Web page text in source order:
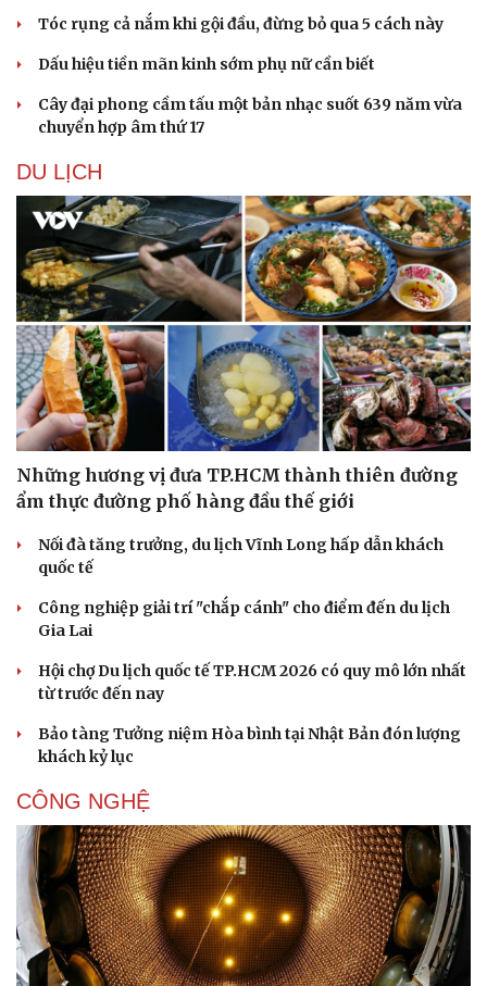
Thông tin doanh nghiệp
Doanh nhân
Sành điệu
Trải nghiệm
Chuyển đổi số
Tóc rụng cả nắm khi gội đầu, đừng bỏ qua 5 cách này
Dấu hiệu tiền mãn kinh sớm phụ nữ cần biết
Cây đại phong cầm tấu một bản nhạc suốt 639 năm vừa
chuyển hợp âm thứ 17
DU LỊCH
Những hương vị đưa TP.HCM thành thiên đường
ẩm thực đường phố hàng đầu thế giới
Nối đà tăng trưởng, du lịch Vĩnh Long hấp dẫn khách
quốc tế
Công nghiệp giải trí "chắp cánh" cho điểm đến du lịch
Gia Lai
Hội chợ Du lịch quốc tế TP.HCM 2026 có quy mô lớn nhất
từ trước đến nay
Bảo tàng Tưởng niệm Hòa bình tại Nhật Bản đón lượng
khách kỷ lục
CÔNG NGHỆ